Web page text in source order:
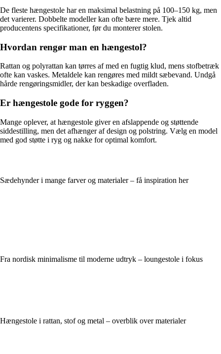
De fleste hængestole har en maksimal belastning på 100–150 kg, men
det varierer. Dobbelte modeller kan ofte bære mere. Tjek altid
producentens specifikationer, før du monterer stolen.
Hvordan rengør man en hængestol?
Rattan og polyrattan kan tørres af med en fugtig klud, mens stofbetræk
ofte kan vaskes. Metaldele kan rengøres med mildt sæbevand. Undgå
hårde rengøringsmidler, der kan beskadige overfladen.
Er hængestole gode for ryggen?
Mange oplever, at hængestole giver en afslappende og støttende
siddestilling, men det afhænger af design og polstring. Vælg en model
med god støtte i ryg og nakke for optimal komfort.
Sædehynder i mange farver og materialer – få inspiration her
Fra nordisk minimalisme til moderne udtryk – loungestole i fokus
Hængestole i rattan, stof og metal – overblik over materialer